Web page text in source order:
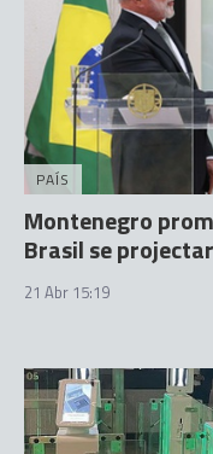
PAÍS
Montenegro
Brasil se
21 Abr 15:19